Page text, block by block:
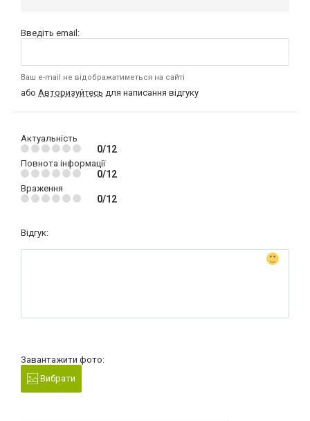
Введіть email:
Ваш e-mail не відображатиметься на сайті
або Авторизуйтесь для написання відгуку
Актуальність
0/12
Повнота інформації
0/12
Враження
0/12
Відгук:
Завантажити фото:
Вибрати